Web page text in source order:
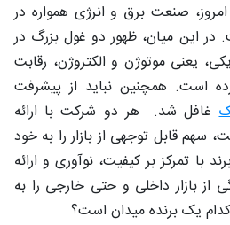
صنعت برق و انرژی همواره در
این میان، ظهور دو غول بزرگ در
یعنی موتوژن و الکتروژن، رقابت
است. همچنین نباید از پیشرفت
غافل شد. هر دو شرکت با ارائه
سهم قابل توجهی از بازار را به خود
با تمرکز بر کیفیت، نوآوری و ارائه
از بازار داخلی و حتی خارجی را به
یک برنده میدان است؟